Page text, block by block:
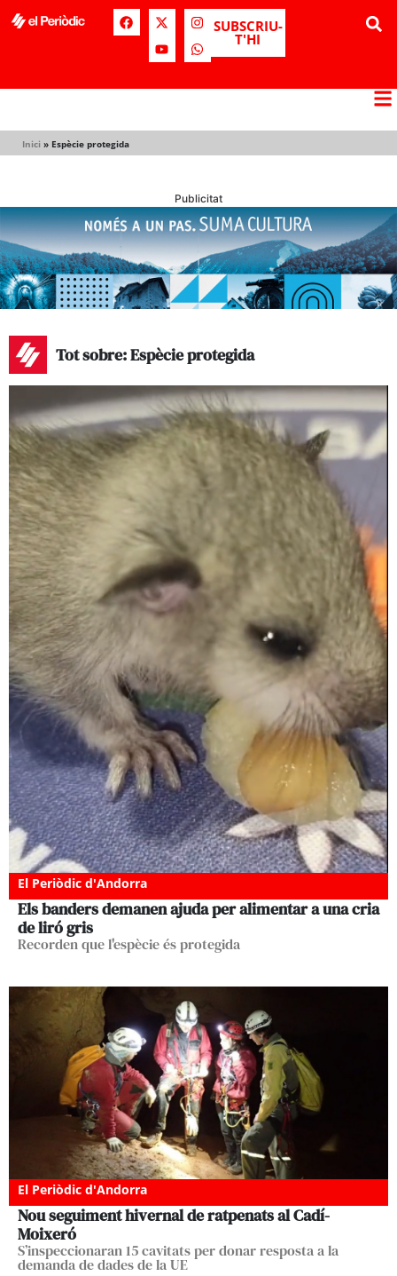
SUBSCRIU-
T'HI
Inici » Espècie protegida
Publicitat
Tot sobre: Espècie protegida
El Periòdic d'Andorra
Els banders demanen ajuda per alimentar a una cria
de liró gris
Recorden que l'espècie és protegida
El Periòdic d'Andorra
Nou seguiment hivernal de ratpenats al Cadí-
Moixeró
S’inspeccionaran 15 cavitats per donar resposta a la
demanda de dades de la UE